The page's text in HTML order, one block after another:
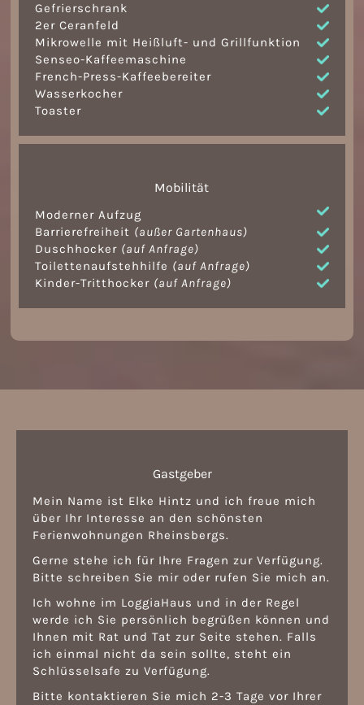
Gefrierschrank
2er Ceranfeld
Mikrowelle mit Heißluft- und Grillfunktion
Senseo-Kaffeemaschine
French-Press-Kaffeebereiter
Wasserkocher
Toaster
Mobilität
Moderner Aufzug
Barrierefreiheit (außer Gartenhaus)
Duschhocker (auf Anfrage)
Toilettenaufstehhilfe (auf Anfrage)
Kinder-Tritthocker (auf Anfrage)
Gastgeber
Mein Name ist Elke Hintz und ich freue mich
über Ihr Interesse an den schönsten
Ferienwohnungen Rheinsbergs.
Gerne stehe ich für Ihre Fragen zur Verfügung.
Bitte schreiben Sie mir oder rufen Sie mich an.
Ich wohne im LoggiaHaus und in der Regel
werde ich Sie persönlich begrüßen können und
Ihnen mit Rat und Tat zur Seite stehen. Falls
ich einmal nicht da sein sollte, steht ein
Schlüsselsafe zu Verfügung.
Bitte kontaktieren Sie mich 2-3 Tage vor Ihrer